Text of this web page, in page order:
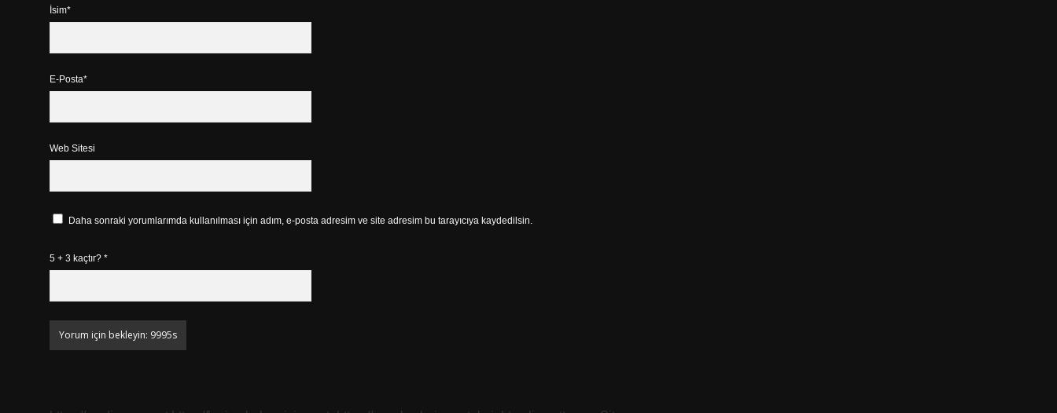
İsim*
E-Posta*
Web Sitesi
Daha sonraki yorumlarımda kullanılması için adım, e-posta adresim ve site adresim bu tarayıcıya kaydedilsin.
5 + 3 kaçtır? *